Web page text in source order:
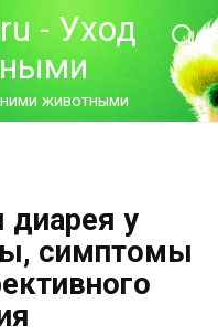
- Уход
животными
диарея у
симптомы